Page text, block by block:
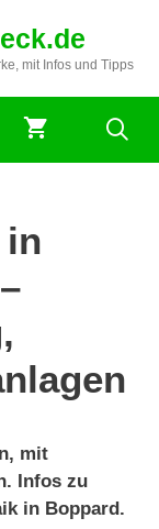
mit Infos und Tipps
in
mit
Infos zu
in Boppard.